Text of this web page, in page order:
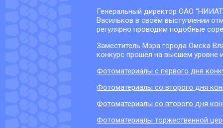
Генеральный директор ОАО
Васильков в своём выступлении
регулярно проводим подобные
Заместитель Мэра города Омска
конкурс прошёл на высшем уровне
Фотоматериалы с первого дня
Фотоматериалы со второго дня
Фотоматериалы со второго дня
Фотоматериалы торжественной